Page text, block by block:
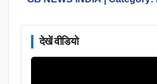
देखें वीडियो